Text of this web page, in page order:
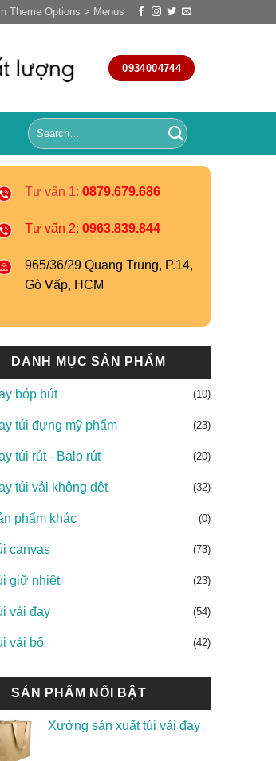
Theme Options > Menus
0934004744
Tư vấn 1: 0879.679.686
Tư vấn 2: 0963.839.844
965/36/29 Quang Trung, P.14,
Gò Vấp, HCM
DANH MỤC SẢN PHẨM
bóp bút (10)
túi đựng mỹ phẩm (23)
túi rút - Balo rút (20)
túi vải không dệt (32)
phẩm khác (0)
canvas (73)
giữ nhiệt (23)
vải đay (54)
vải bố (42)
SẢN PHẨM NỔI BẬT
Xưởng sản xuất túi vải đay